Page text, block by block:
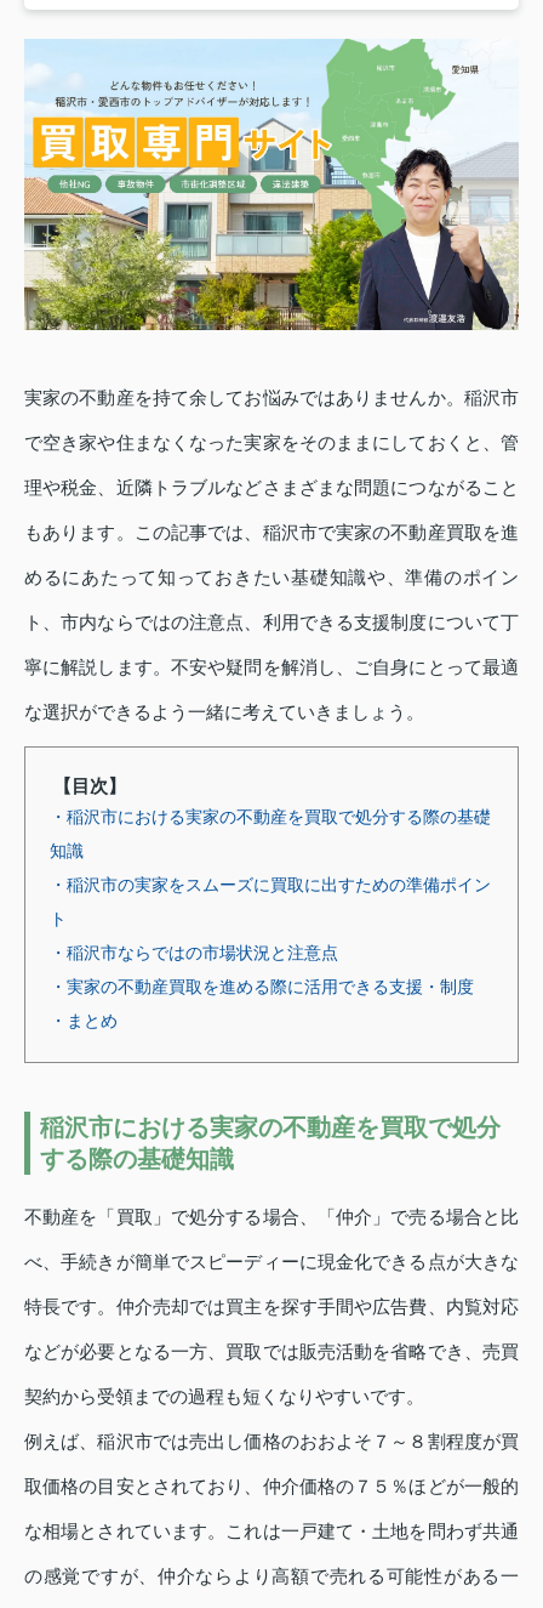
実家の不動産を持て余してお悩みではありませんか。稲沢市
で空き家や住まなくなった実家をそのままにしておくと、管
理や税金、近隣トラブルなどさまざまな問題につながること
もあります。この記事では、稲沢市で実家の不動産買取を進
めるにあたって知っておきたい基礎知識や、準備のポイン
ト、市内ならではの注意点、利用できる支援制度について丁
寧に解説します。不安や疑問を解消し、ご自身にとって最適
な選択ができるよう一緒に考えていきましょう。
【目次】
・稲沢市における実家の不動産を買取で処分する際の基礎
知識
・稲沢市の実家をスムーズに買取に出すための準備ポイン
ト
・稲沢市ならではの市場状況と注意点
・実家の不動産買取を進める際に活用できる支援・制度
・まとめ
稲沢市における実家の不動産を買取で処分
する際の基礎知識
不動産を「買取」で処分する場合、「仲介」で売る場合と比
べ、手続きが簡単でスピーディーに現金化できる点が大きな
特長です。仲介売却では買主を探す手間や広告費、内覧対応
などが必要となる一方、買取では販売活動を省略でき、売買
契約から受領までの過程も短くなりやすいです。
例えば、稲沢市では売出し価格のおおよそ７～８割程度が買
取価格の目安とされており、仲介価格の７５％ほどが一般的
な相場とされています。これは一戸建て・土地を問わず共通
の感覚ですが、仲介ならより高額で売れる可能性がある一